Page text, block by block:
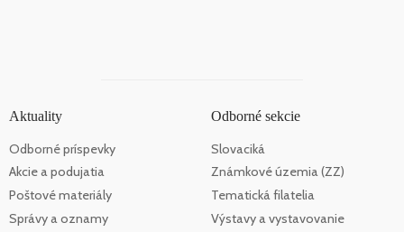
Aktuality
Odborné príspevky
Akcie a podujatia
Poštové materiály
Správy a oznamy
Odborné sekcie
Slovaciká
Známkové územia (ZZ)
Tematická filatelia
Výstavy a vystavovanie